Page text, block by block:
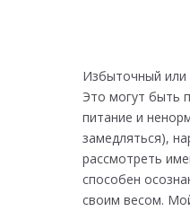
Избыточный или
Это могут быть
питание и
замедляться),
рассмотреть
способен
своим весом.